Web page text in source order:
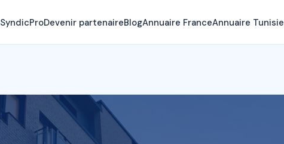
SyndicProDevenir partenaireBlogAnnuaire FranceAnnuaire Tunisie